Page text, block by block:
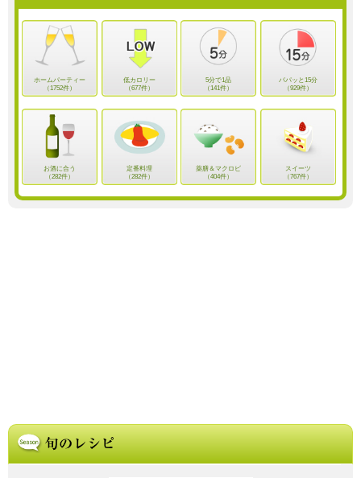
ホームパーティー
（1752件）
低カロリー
（677件）
5分で1品
（141件）
パパッと15分
（929件）
お酒に合う
（282件）
定番料理
（282件）
薬膳＆マクロビ
（404件）
スイーツ
（767件）